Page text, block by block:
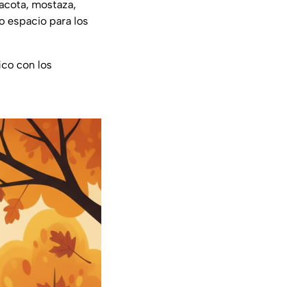
mostaza,
espacio para los
con los